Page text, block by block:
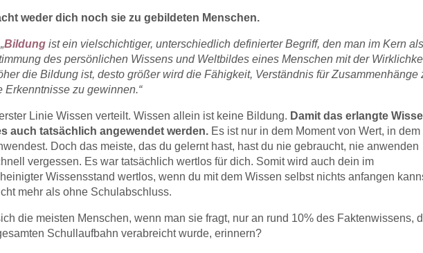
weder dich noch sie zu gebildeten Menschen.
„Bildung ist ein vielschichtiger, unterschiedlich definierter Begriff, den man im Kern als
des persönlichen Wissens und Weltbildes eines Menschen mit der
die Bildung ist, desto größer wird die Fähigkeit, Verständnis für Zusammenhänge
Erkenntnisse zu gewinnen.“
Linie Wissen verteilt. Wissen allein ist keine Bildung. Damit das erlangte
auch tatsächlich angewendet werden. Es ist nur in dem Moment von Wert, in dem
Doch das meiste, das du gelernt hast, hast du nie gebraucht, nie anwenden
vergessen. Es war tatsächlich wertlos für dich. Somit wird auch dein im
Wissensstand wertlos, wenn du mit dem Wissen selbst nichts anfangen
mehr als ohne Schulabschluss.
die meisten Menschen, wenn man sie fragt, nur an rund 10% des Faktenwissens,
Schullaufbahn verabreicht wurde, erinnern?